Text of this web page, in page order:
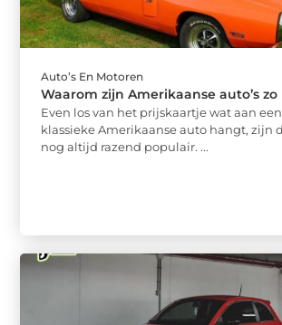
Auto’s En Motoren
Waarom zijn Amerikaanse auto’s
Even los van het prijskaartje wat aan
klassieke Amerikaanse auto hangt, zijn
nog altijd razend populair. ...